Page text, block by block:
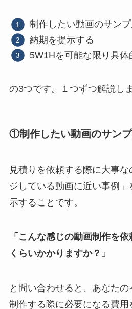
制作したい動画のサン
納期を提示する
5W1Hを可能な限り具体
の3つです。１つずつ解説しま
①制作したい動画のサンプ
見積りを依頼する際に大事な
ジしている動画に近い事例」
示することです。
「こんな感じの動画制作を
くらいかかりますか？」
と問い合わせると、あなた
制作する際に必要になる費用